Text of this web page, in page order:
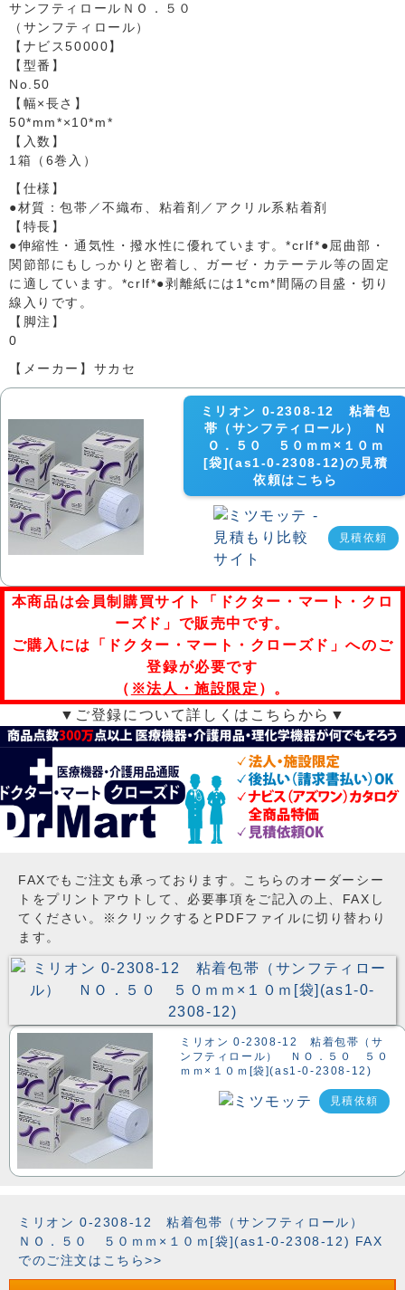
サンフティロールＮＯ．５０
（サンフティロール）
【ナビス50000】
【型番】
No.50
【幅×長さ】
50*mm*×10*m*
【入数】
1箱（6巻入）
【仕様】
●材質：包帯／不織布、粘着剤／アクリル系粘着剤
【特長】
●伸縮性・通気性・撥水性に優れています。*crlf*●屈曲部・
関節部にもしっかりと密着し、ガーゼ・カテーテル等の固定
に適しています。*crlf*●剥離紙には1*cm*間隔の目盛・切り
線入りです。
【脚注】
0
【メーカー】サカセ
ミリオン 0-2308-12 粘着包
帯（サンフティロール） Ｎ
Ｏ．５０ ５０ｍｍ×１０ｍ
[袋](as1-0-2308-12)の見積
依頼はこちら
見積依頼
本商品は会員制購買サイト「ドクター・マート・クロ
ーズド」で販売中です。
ご購入には「ドクター・マート・クローズド」へのご
登録が必要です
（ ※法人・施設限定 ）。
▼ご登録について詳しくはこちらから▼
FAXでもご注文も承っております。こちらのオーダーシー
トをプリントアウトして、必要事項をご記入の上、FAXし
てください。※クリックするとPDFファイルに切り替わり
ます。
ミリオン 0-2308-12 粘着包帯（サ
ンフティロール） ＮＯ．５０ ５０
ｍｍ×１０ｍ[袋](as1-0-2308-12)
見積依頼
ミリオン 0-2308-12 粘着包帯（サンフティロール）
ＮＯ．５０ ５０ｍｍ×１０ｍ[袋](as1-0-2308-12) FAX
でのご注文はこちら>>